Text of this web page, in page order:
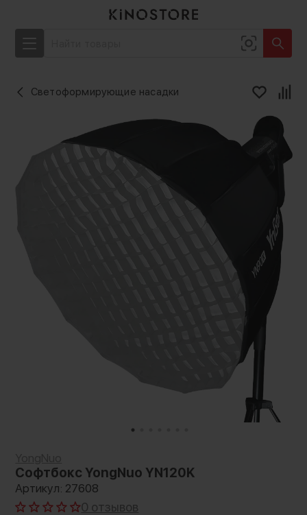
Светоформирующие насадки
Софтбокс YongNuo YN120K
Артикул: 27608
0 отзывов